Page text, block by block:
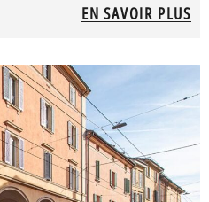
EN SAVOIR PLUS